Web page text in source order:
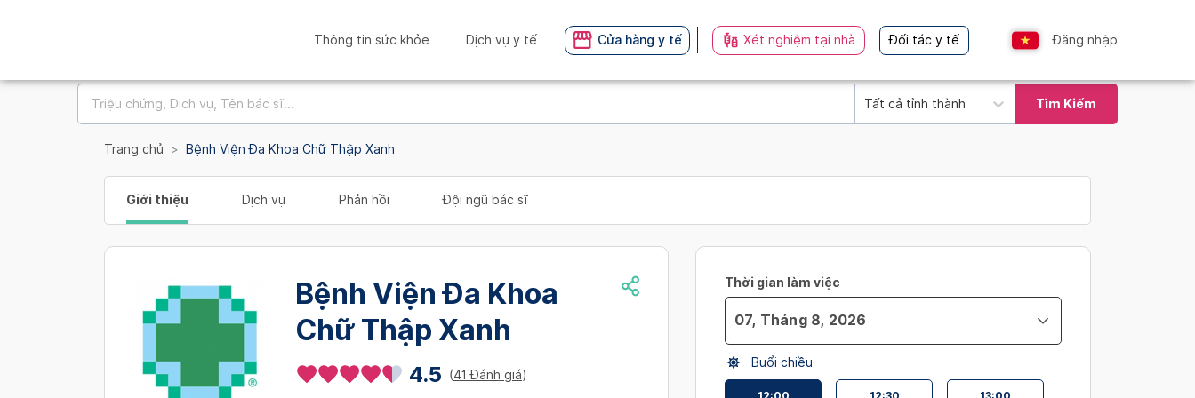
Thông tin sức khỏe Dịch vụ y tế Cửa hàng y tế Xét nghiệm tại nhà Đối tác y tế Đăng nhập
Tất cả tỉnh thành Tìm Kiếm
Trang chủ Bệnh Viện Đa Khoa Chữ Thập Xanh
Giới thiệu Dịch vụ Phản hồi Đội ngũ bác sĩ
Bệnh Viện Đa Khoa
Chữ Thập Xanh
4.5 (41 Đánh giá)
Thời gian làm việc
Navigate
forward
Buổi chiều